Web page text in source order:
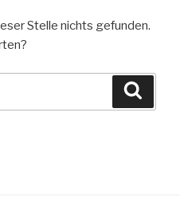
Stelle nichts gefunden.